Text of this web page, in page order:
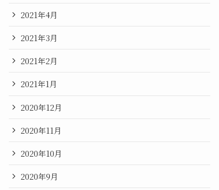
2021年4月
2021年3月
2021年2月
2021年1月
2020年12月
2020年11月
2020年10月
2020年9月